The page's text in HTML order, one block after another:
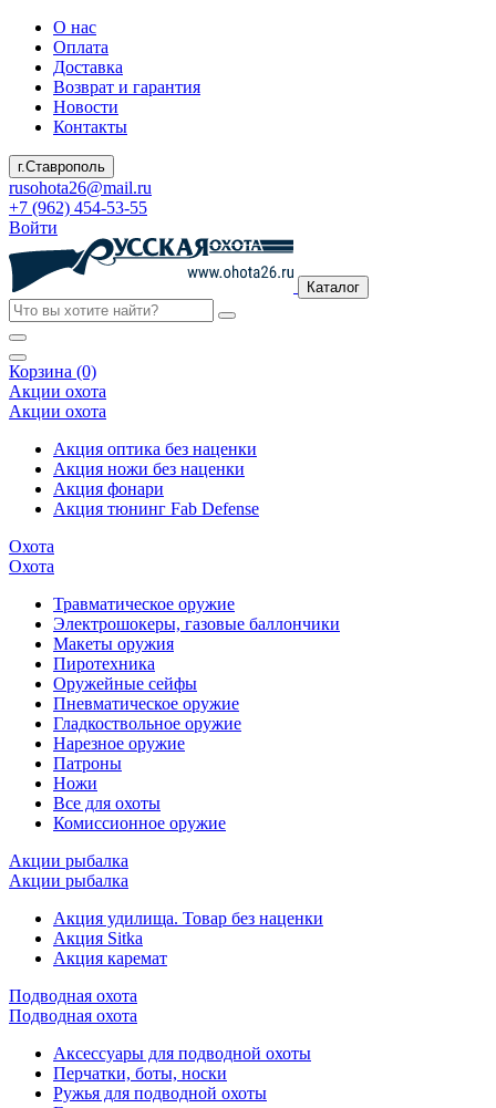
О нас
Оплата
Доставка
Возврат и гарантия
Новости
Контакты
г.Ставрополь
rusohota26@mail.ru
+7 (962) 454-53-55
Войти
Каталог
Корзина (0)
Акции охота
Акции охота
Акция оптика без наценки
Акция ножи без наценки
Акция фонари
Акция тюнинг Fab Defense
Охота
Охота
Травматическое оружие
Электрошокеры, газовые баллончики
Макеты оружия
Пиротехника
Оружейные сейфы
Пневматическое оружие
Гладкоствольное оружие
Нарезное оружие
Патроны
Ножи
Все для охоты
Комиссионное оружие
Акции рыбалка
Акции рыбалка
Акция удилища. Товар без наценки
Акция Sitka
Акция каремат
Подводная охота
Подводная охота
Аксессуары для подводной охоты
Перчатки, боты, носки
Ружья для подводной охоты